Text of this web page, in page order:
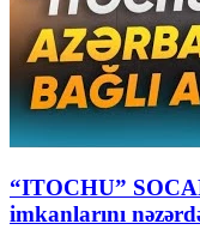
“ITOCHU”
imkanlarını